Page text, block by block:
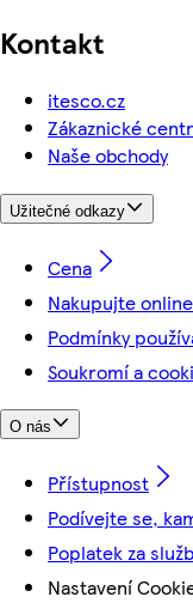
Kontakt
itesco.cz
Zákaznické
Naše obchody
Užitečné odkazy
Cena
Nakupujte
Podmínky
Soukromí a
O nás
Přístupnost
Podívejte se,
Poplatek za
Nastavení